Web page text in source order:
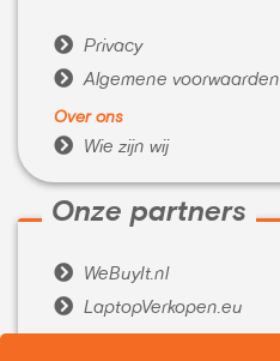
 Privacy
 Algemene voorwaarden
Over ons
 Wie zijn wij
Onze partners
 WeBuyIt.nl
 LaptopVerkopen.eu